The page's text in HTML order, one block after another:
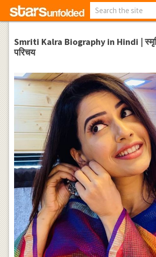
Smriti Kalra Biography in Hindi |
परिचय